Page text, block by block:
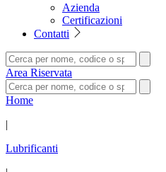
Azienda
Certificazioni
Contatti
Area Riservata
Home
|
Lubrificanti